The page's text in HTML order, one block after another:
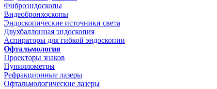
Фиброэндоскопы
Видеобронхоскопы
Эндоскопические источники света
Двухбаллонная эндоскопия
Аспираторы для гибкой эндоскопии
Офтальмология
Проекторы знаков
Пупиллометры
Рефракционные лазеры
Офтальмологические лазеры